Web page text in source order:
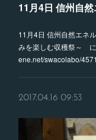
11月4日 信州自
11月4日 信州自然エ
みを楽しむ収穫祭～
ene.net/swacolabo/
2017.04.16 09:53